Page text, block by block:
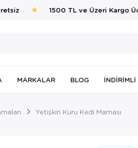
1500 TL ve Üzeri Kargo
MARKALAR BLOG
Yetişkin Kuru Kedi Maması